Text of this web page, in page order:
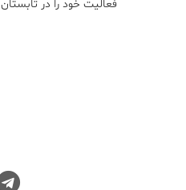
فعالیت خود را در تابستان ۱۳۹۵ آغاز نموده است.